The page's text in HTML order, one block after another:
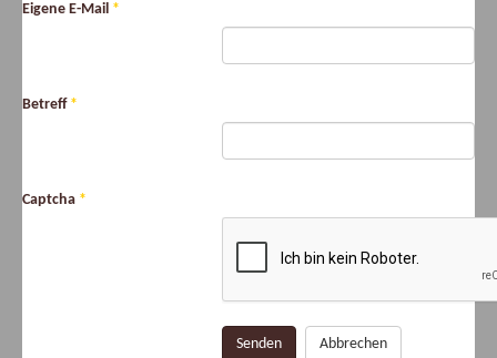
Eigene E-Mail *
Betreff*
Captcha *
Senden Abbrechen